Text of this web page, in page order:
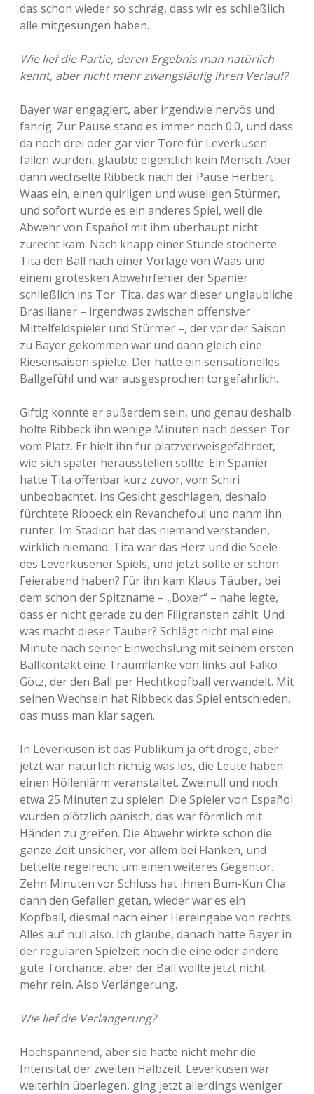
das schon wieder so schräg, dass wir es schließlich
alle mitgesungen haben.
Wie lief die Partie, deren Ergebnis man natürlich
kennt, aber nicht mehr zwangsläufig ihren Verlauf?
Bayer war engagiert, aber irgendwie nervös und
fahrig. Zur Pause stand es immer noch 0:0, und dass
da noch drei oder gar vier Tore für Leverkusen
fallen würden, glaubte eigentlich kein Mensch. Aber
dann wechselte Ribbeck nach der Pause Herbert
Waas ein, einen quirligen und wuseligen Stürmer,
und sofort wurde es ein anderes Spiel, weil die
Abwehr von Español mit ihm überhaupt nicht
zurecht kam. Nach knapp einer Stunde stocherte
Tita den Ball nach einer Vorlage von Waas und
einem grotesken Abwehrfehler der Spanier
schließlich ins Tor. Tita, das war dieser unglaubliche
Brasilianer – irgendwas zwischen offensiver
Mittelfeldspieler und Stürmer –, der vor der Saison
zu Bayer gekommen war und dann gleich eine
Riesensaison spielte. Der hatte ein sensationelles
Ballgefühl und war ausgesprochen torgefährlich.
Giftig konnte er außerdem sein, und genau deshalb
holte Ribbeck ihn wenige Minuten nach dessen Tor
vom Platz. Er hielt ihn für platzverweisgefährdet,
wie sich später herausstellen sollte. Ein Spanier
hatte Tita offenbar kurz zuvor, vom Schiri
unbeobachtet, ins Gesicht geschlagen, deshalb
fürchtete Ribbeck ein Revanchefoul und nahm ihn
runter. Im Stadion hat das niemand verstanden,
wirklich niemand. Tita war das Herz und die Seele
des Leverkusener Spiels, und jetzt sollte er schon
Feierabend haben? Für ihn kam Klaus Täuber, bei
dem schon der Spitzname – „Boxer“ – nahe legte,
dass er nicht gerade zu den Filigransten zählt. Und
was macht dieser Täuber? Schlägt nicht mal eine
Minute nach seiner Einwechslung mit seinem ersten
Ballkontakt eine Traumflanke von links auf Falko
Götz, der den Ball per Hechtkopfball verwandelt. Mit
seinen Wechseln hat Ribbeck das Spiel entschieden,
das muss man klar sagen.
In Leverkusen ist das Publikum ja oft dröge, aber
jetzt war natürlich richtig was los, die Leute haben
einen Höllenlärm veranstaltet. Zweinull und noch
etwa 25 Minuten zu spielen. Die Spieler von Español
wurden plötzlich panisch, das war förmlich mit
Händen zu greifen. Die Abwehr wirkte schon die
ganze Zeit unsicher, vor allem bei Flanken, und
bettelte regelrecht um einen weiteres Gegentor.
Zehn Minuten vor Schluss hat ihnen Bum-Kun Cha
dann den Gefallen getan, wieder war es ein
Kopfball, diesmal nach einer Hereingabe von rechts.
Alles auf null also. Ich glaube, danach hatte Bayer in
der regulären Spielzeit noch die eine oder andere
gute Torchance, aber der Ball wollte jetzt nicht
mehr rein. Also Verlängerung.
Wie lief die Verlängerung?
Hochspannend, aber sie hatte nicht mehr die
Intensität der zweiten Halbzeit. Leverkusen war
weiterhin überlegen, ging jetzt allerdings weniger